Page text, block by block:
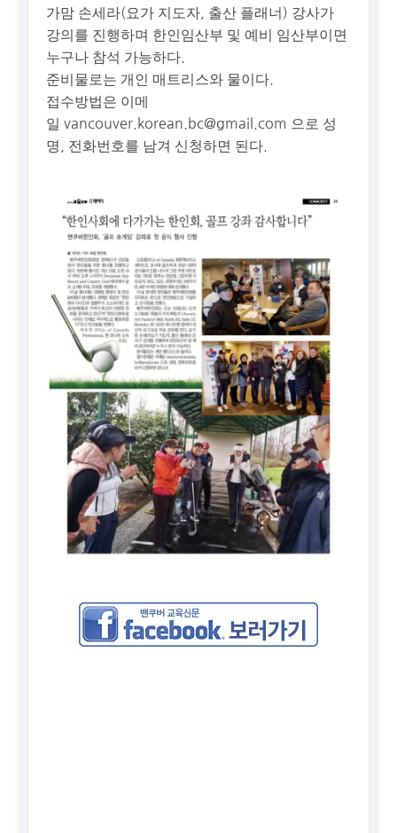
가맘 손세라(요가 지도자, 출산 플래너) 강사가
강의를 진행하며 한인임산부 및 예비 임산부이면
누구나 참석 가능하다.
준비물로는 개인 매트리스와 물이다.
접수방법은 이메
일vancouver.korean.bc@gmail.com 으로 성
명, 전화번호를 남겨 신청하면 된다.